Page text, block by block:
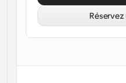
Liens de groupe
Réservez facilement